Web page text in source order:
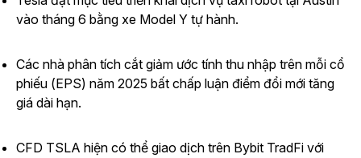
vào tháng 6 bằng xe Model Y tự hành.
Các nhà phân tích cắt giảm ước tính thu nhập trên mỗi cổ
phiếu (EPS) năm 2025 bất chấp luận điểm đổi mới tăng
giá dài hạn.
CFD TSLA hiện có thể giao dịch trên Bybit TradFi với